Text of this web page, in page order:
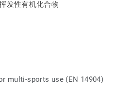
发性有机化合物
multi-sports use (EN 14904)